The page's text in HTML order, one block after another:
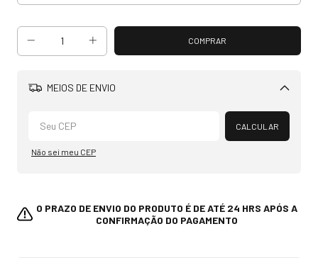
MEIOS DE ENVIO
Alterar CEP
CALCULAR
Não sei meu CEP
O PRAZO DE ENVIO DO PRODUTO É DE ATÉ 24 HRS APÓS A
CONFIRMAÇÃO DO PAGAMENTO